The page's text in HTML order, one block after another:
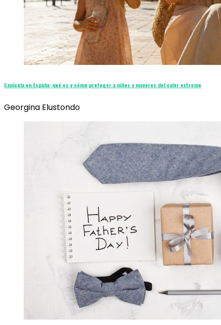
Canícula en España: qué es y cómo proteger a niños y mayores del calor extremo
Georgina Elustondo